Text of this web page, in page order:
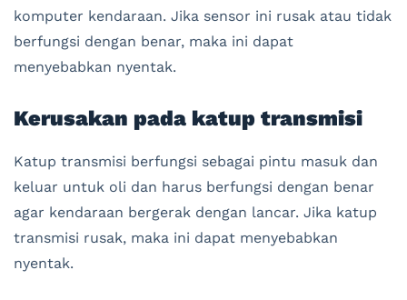
komputer kendaraan. Jika sensor ini rusak atau tidak
berfungsi dengan benar, maka ini dapat
menyebabkan nyentak.
Kerusakan pada katup transmisi
Katup transmisi berfungsi sebagai pintu masuk dan
keluar untuk oli dan harus berfungsi dengan benar
agar kendaraan bergerak dengan lancar. Jika katup
transmisi rusak, maka ini dapat menyebabkan
nyentak.